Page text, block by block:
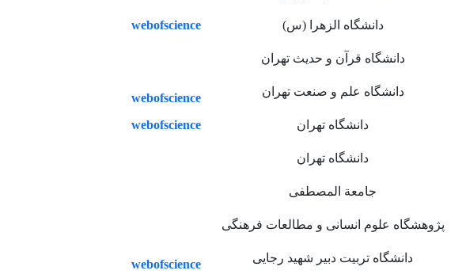
دانشگاه الزهرا (س) webofscience
دانشگاه قرآن و حدیث تهران
دانشگاه علم و صنعت تهران webofscience
دانشگاه تهران webofscience
دانشگاه تهران
جامعة المصطفی
پژوهشگاه علوم انسانی و مطالعات فرهنگی
دانشگاه تربیت دبیر شهید رجایی webofscience